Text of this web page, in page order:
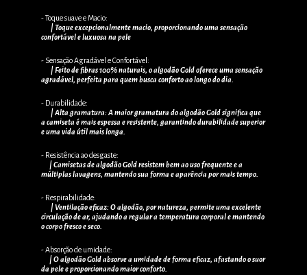
- Toque suave e Macio:
| Toque excepcionalmente macio, proporcionando uma sensação
confortável e luxuosa na pele
- Sensação Agradável e Confortável:
| Feito de fibras 100% naturais, o algodão Gold oferece uma sensação
agradável, perfeita para quem busca conforto ao longo do dia.
- Durabilidade:
| Alta gramatura: A maior gramatura do algodão Gold significa que
a camiseta é mais espessa e resistente, garantindo durabilidade superior
e uma vida útil mais longa.
- Resistência ao desgaste:
| Camisetas de algodão Gold resistem bem ao uso frequente e a
múltiplas lavagens, mantendo sua forma e aparência por mais tempo.
- Respirabilidade:
| Ventilação eficaz: O algodão, por natureza, permite uma excelente
circulação de ar, ajudando a regular a temperatura corporal e mantendo
o corpo fresco e seco.
- Absorção de umidade:
| O algodão Gold absorve a umidade de forma eficaz, afastando o suor
da pele e proporcionando maior conforto.